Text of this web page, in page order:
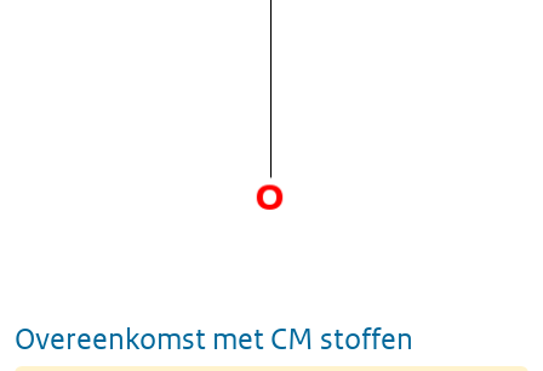
Overeenkomst met CM stoffen